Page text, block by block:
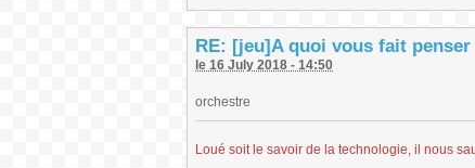
RE: [jeu]A quoi vous fait
le 16 July 2018 - 14:50
orchestre
Loué soit le savoir de la technologie, il nous